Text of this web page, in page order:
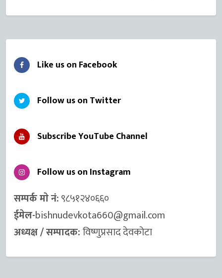
Like us on Facebook
Follow us on Twitter
Subscribe YouTube Channel
Follow us on Instagram
सम्पर्क माे नं:९८५१२४०६६०
ईमेल-bishnudevkota660@gmail.com
अध्यक्ष / सम्पादक:विष्णुप्रसाद देवकोटा